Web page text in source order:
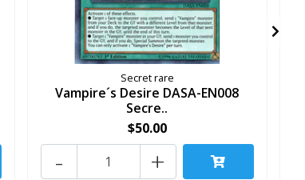
Secret rare
Vampire´s Desire DASA-EN008
Secre..
$50.00
+
-